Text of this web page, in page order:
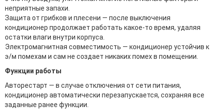
неприятные запахи.
Защита от грибков и плесени — после выключения
кондиционер продолжает работать какое-то время, удаляя
остатки влаги внутри корпуса.
Электромагнитная совместимость — кондиционер устойчив к
э/м помехам и сам не создает никаких помех в помещении.
Функции работы
Авторестарт — в случае отключения от сети питания,
кондиционер автоматически перезапускается, сохраняя все
заданные ранее функции.